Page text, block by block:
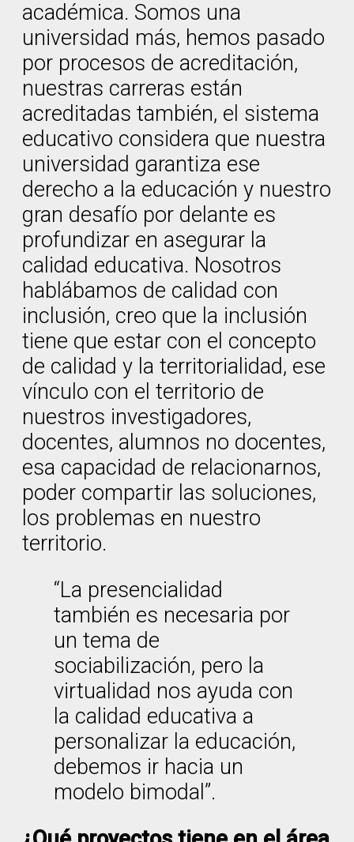
académica. Somos una
universidad más, hemos pasado
por procesos de acreditación,
nuestras carreras están
acreditadas también, el sistema
educativo considera que nuestra
universidad garantiza ese
derecho a la educación y nuestro
gran desafío por delante es
profundizar en asegurar la
calidad educativa. Nosotros
hablábamos de calidad con
inclusión, creo que la inclusión
tiene que estar con el concepto
de calidad y la territorialidad, ese
vínculo con el territorio de
nuestros investigadores,
docentes, alumnos no docentes,
esa capacidad de relacionarnos,
poder compartir las soluciones,
los problemas en nuestro
territorio.
“La presencialidad
también es necesaria por
un tema de
sociabilización, pero la
virtualidad nos ayuda con
la calidad educativa a
personalizar la educación,
debemos ir hacia un
modelo bimodal”.